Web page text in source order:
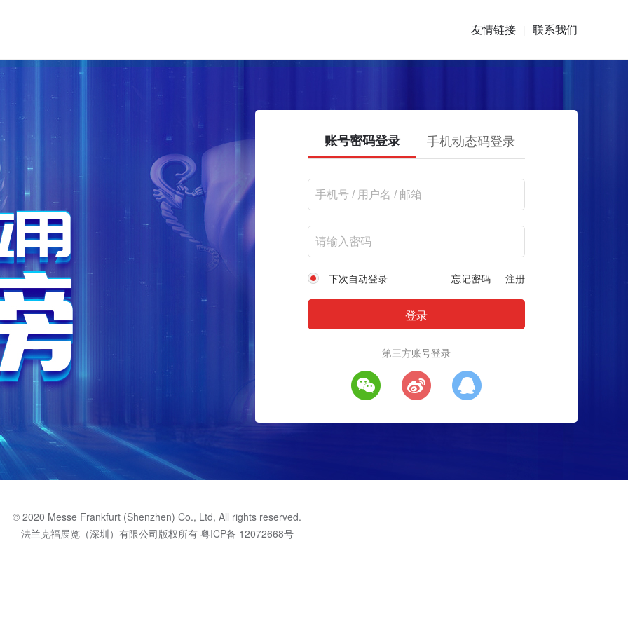
友情链接 | 联系我们
账号密码登录 手机动态码登录
下次自动登录 忘记密码 注册
第三方账号登录
© 2020 Messe Frankfurt (Shenzhen) Co., Ltd, All rights reserved.
法兰克福展览（深圳）有限公司版权所有 粤ICP备 12072668号